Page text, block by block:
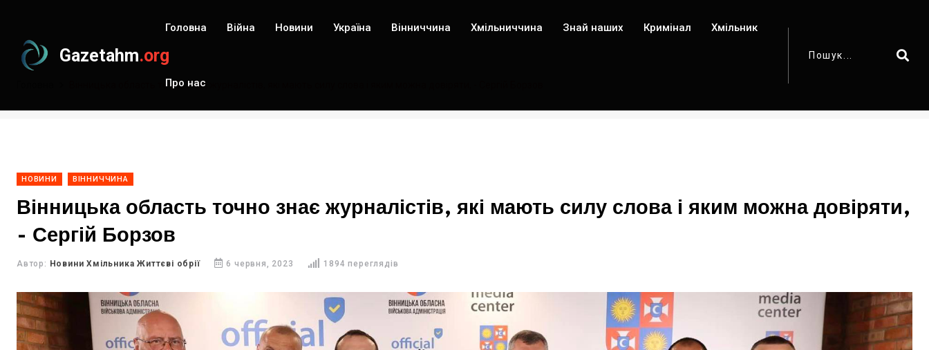
Gazetahm.org
Головна Війна Новини Україна Вінниччина Хмільниччина Знай наших Кримінал Хмільник
Про нас
Вінницька область точно знає журналістів, які мають силу слова і яким можна довіряти, - Сергій Борзов
НОВИНИ ВІННИЧЧИНА
Вінницька область точно знає журналістів, які мають силу слова і яким можна довіряти,
- Сергій Борзов
Автор: Новини Хмільника Життєві обрії 6 червня, 2023 1894 переглядів